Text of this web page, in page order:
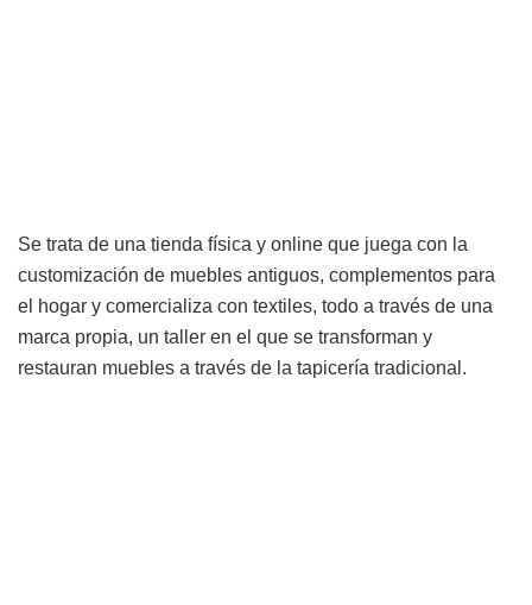
Se trata de una tienda física y online que juega con la
customización de muebles antiguos, complementos para
el hogar y comercializa con textiles, todo a través de una
marca propia, un taller en el que se transforman y
restauran muebles a través de la tapicería tradicional.